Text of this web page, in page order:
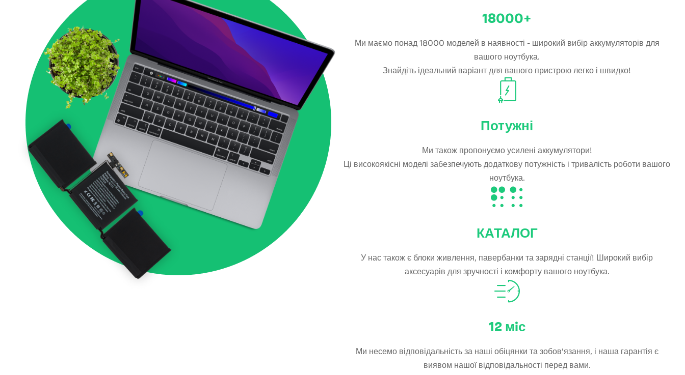
18000+
Ми маємо понад 18000 моделей в наявності - широкий вибір аккумуляторів для
вашого ноутбука.
Знайдіть ідеальний варіант для вашого пристрою легко і швидко!
Потужні
Ми також пропонуємо усилені аккумулятори!
Ці високоякісні моделі забезпечують додаткову потужність і тривалість роботи вашого
ноутбука.
КАТАЛОГ
У нас також є блоки живлення, павербанки та зарядні станції! Широкий вибір
аксесуарів для зручності і комфорту вашого ноутбука.
12 мiс
Ми несемо відповідальність за наші обіцянки та зобов'язання, і наша гарантія є
виявом нашої відповідальності перед вами.